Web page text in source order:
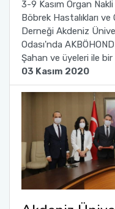
3-9 Kasım Organ
Böbrek Hastalıkları
Derneği Akdeniz
Odası'nda
Şahan ve üyeleri ile bir
03 Kasım 2020
Sağlık Bilimleri Fakültesi
Serik İşletme Fakültesi
Spor Bilimleri Fakültesi
Su Ürünleri Fakültesi
Tıp Fakültesi
Turizm Fakültesi